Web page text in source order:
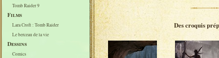
Tomb Raider 9
Films
Lara Croft : Tomb Raider
Le berceau de la vie
Dessins
Comics
Des croquis